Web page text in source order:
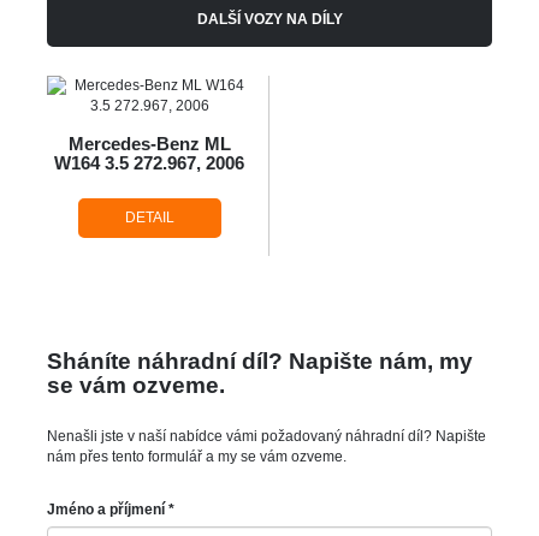
DALŠÍ VOZY NA DÍLY
Mercedes-Benz ML
W164 3.5 272.967, 2006
DETAIL
Sháníte náhradní díl? Napište nám, my
se vám ozveme.
Nenašli jste v naší nabídce vámi požadovaný náhradní díl? Napište
nám přes tento formulář a my se vám ozveme.
Jméno a příjmení *